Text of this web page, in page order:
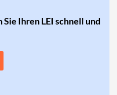
Sie Ihren LEI schnell und